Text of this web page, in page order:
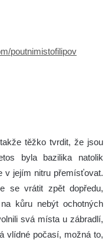
poutnimistofilipov
těžko tvrdit, že jsou
byla bazilika natolik
v jejím nitru přemísťovat.
se vrátit zpět dopředu,
kůru nebýt ochotných
svá místa u zábradlí,
vlídné počasí, možná to,